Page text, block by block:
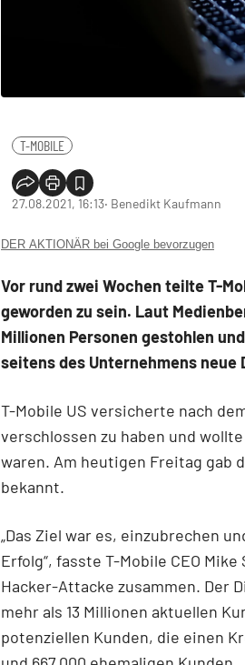
T-MOBILE
27.08.2021, 16:13‧ Benedikt Kaufmann
DER AKTIONÄR bei Google bevorzugen
Vor rund zwei Wochen teilte T-
geworden zu sein. Laut
Millionen Personen gestohlen
seitens des Unternehmens neue
T-Mobile US versicherte nach
verschlossen zu haben und
waren. Am heutigen Freitag gab
bekannt.
„Das Ziel war es, einzubrechen
Erfolg“, fasste T-Mobile CEO
Hacker-Attacke zusammen. Der
mehr als 13 Millionen aktuellen
potenziellen Kunden, die einen